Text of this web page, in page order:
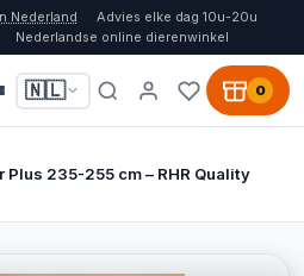
Nederland
Advies elke dag 10u-20u
Nederlandse online dierenwinkel
🇳🇱 0
235-255 cm – RHR Quality